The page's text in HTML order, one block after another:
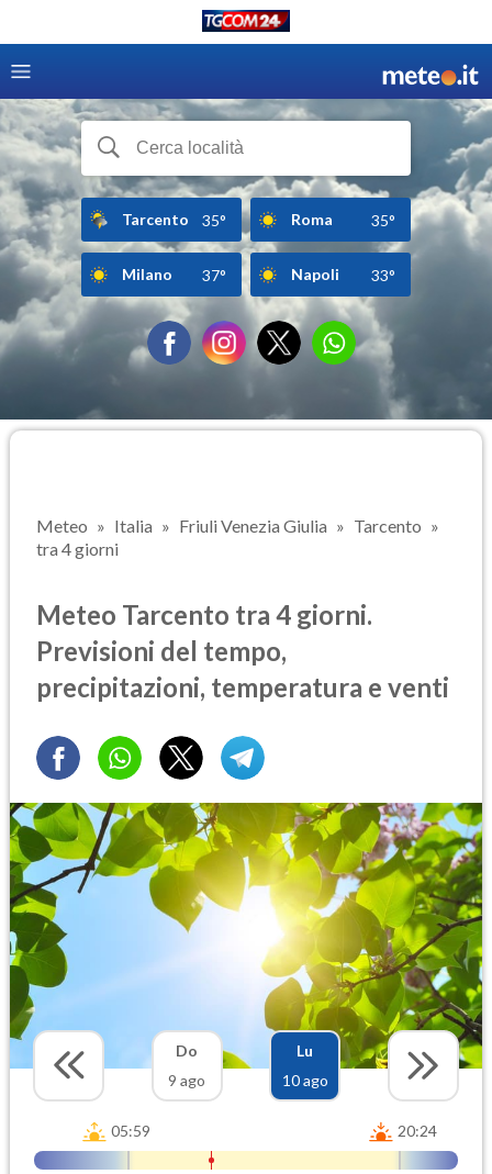
Tarcento 35° Roma 35°
Milano 37° Napoli 33°
Meteo Italia Friuli Venezia Giulia
Tarcento
tra 4 giorni
Meteo Tarcento tra 4 giorni.
Previsioni del tempo,
precipitazioni, temperatura e venti
Do
9 ago
Lu
10 ago
05:59 20:24